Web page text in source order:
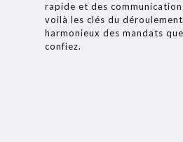
rapide et des
voilà les clés du
harmonieux des mandats
confiez.